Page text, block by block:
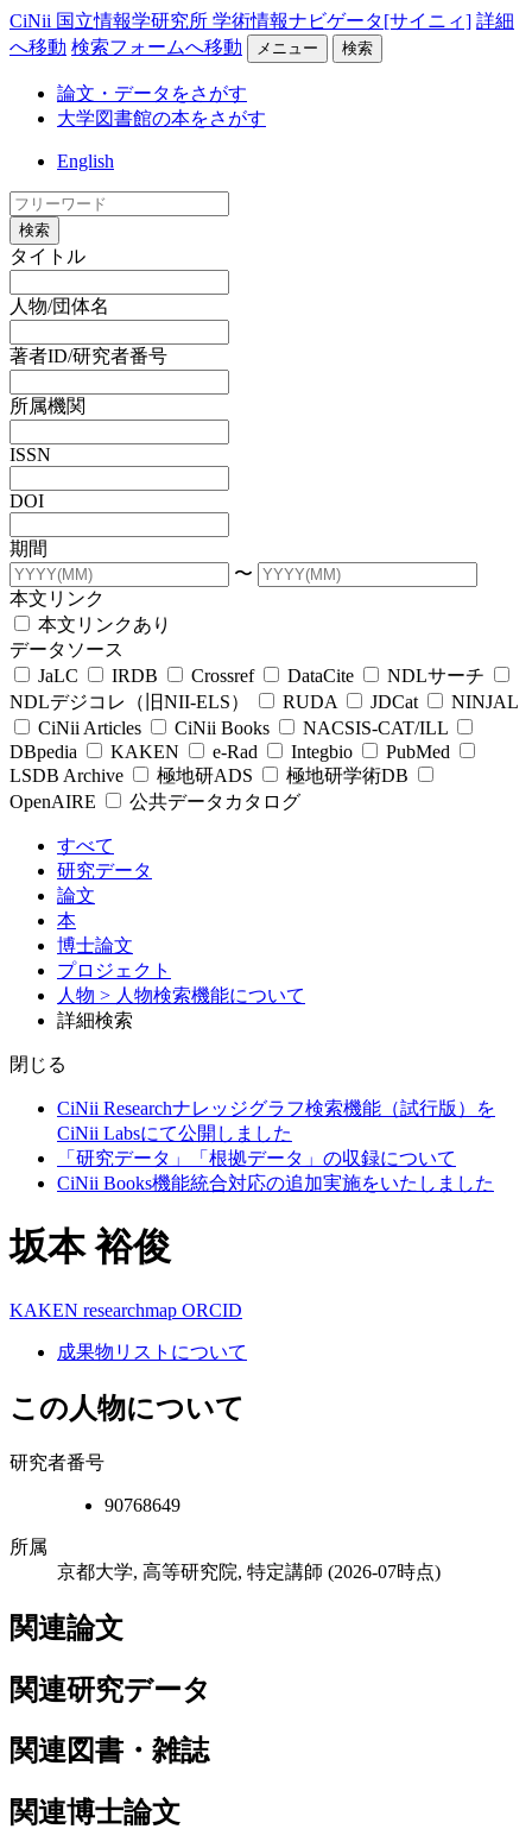
CiNii 国立情報学研究所 学術情報ナビゲータ[サイニィ] 詳細
へ移動 検索フォームへ移動 メニュー 検索
論文・データをさがす
大学図書館の本をさがす
English
検索
タイトル
人物/団体名
著者ID/研究者番号
所属機関
ISSN
DOI
期間
〜
本文リンク
本文リンクあり
データソース
JaLC
IRDB Crossref DataCite
NDLサーチ
NDLデジコレ（旧NII-ELS）
RUDA JDCat
NINJAL
CiNii Articles
CiNii Books
NACSIS-CAT/ILL
DBpedia
KAKEN e-Rad Integbio
PubMed
LSDB Archive
極地研ADS
極地研学術DB
OpenAIRE
公共データカタログ
すべて
研究データ
論文
本
博士論文
プロジェクト
人物 > 人物検索機能について
詳細検索
閉じる
CiNii Researchナレッジグラフ検索機能（試行版）を
CiNii Labsにて公開しました
「研究データ」「根拠データ」の収録について
CiNii Books機能統合対応の追加実施をいたしました
坂本 裕俊
KAKEN researchmap ORCID
成果物リストについて
この人物について
研究者番号
90768649
所属
京都大学, 高等研究院, 特定講師 (2026-07時点)
関連論文
関連研究データ
関連図書・雑誌
関連博士論文